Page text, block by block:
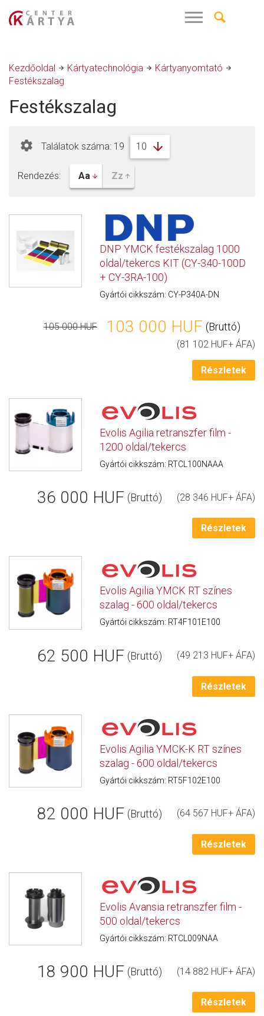
Kezdőoldal Kártyatechnológia
Kártyanyomtató
Festékszalag
Festékszalag
Találatok száma: 19
Rendezés:
DNP YMCK festékszalag 1000
oldal/tekercs KIT (CY-340-100D
+ CY-3RA-100)
Gyártói cikkszám: CY-P340A-DN
105 000 HUF 103 000 HUF (Bruttó)
(81 102 HUF+ ÁFA)
Részletek
Evolis Agilia retranszfer film -
1200 oldal/tekercs
Gyártói cikkszám: RTCL100NAAA
36 000 HUF (Bruttó) (28 346 HUF+ ÁFA)
Részletek
Evolis Agilia YMCK RT színes
szalag - 600 oldal/tekercs
Gyártói cikkszám: RT4F101E100
62 500 HUF (Bruttó) (49 213 HUF+ ÁFA)
Részletek
Evolis Agilia YMCK-K RT színes
szalag - 600 oldal/tekercs
Gyártói cikkszám: RT5F102E100
82 000 HUF (Bruttó) (64 567 HUF+ ÁFA)
Részletek
Evolis Avansia retranszfer film -
500 oldal/tekercs
Gyártói cikkszám: RTCL009NAA
18 900 HUF (Bruttó) (14 882 HUF+ ÁFA)
Részletek